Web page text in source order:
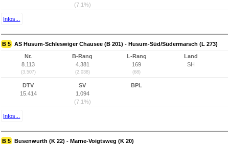
(7,1%)
Infos...
B 5 AS Husum-Schleswiger Chausee (B 201) - Husum-Süd/Südermarsch (L 273)
Nr.
8.113
(3.507)
B-Rang
4.381
(2.038)
L-Rang
169
(68)
Land
SH
DTV
15.414
SV
1.094
(7,1%)
BPL
Infos...
B 5 Busenwurth (K 22) - Marne-Voigtsweg (K 20)